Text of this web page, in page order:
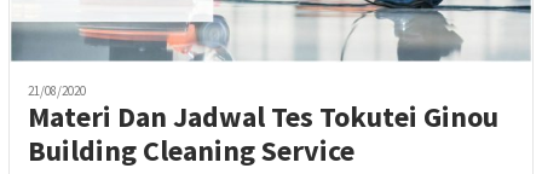
21/08/2020
Materi Dan Jadwal Tes Tokutei Ginou
Building Cleaning Service